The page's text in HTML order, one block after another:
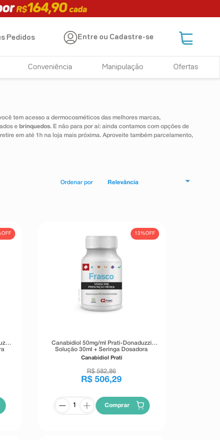
Pedidos Entre ou Cadastre-se
Conveniência Manipulação Ofertas
tem acesso a dermocosméticos das melhores marcas,
e brinquedos. E não para por aí: ainda contamos com opções de
em até 1h na loja mais próxima. Aproveite também parcelamento,
Relevância
OFF 13%OFF
Canabidiol 50mg/ml Prati-Donaduzzi
Solução 30ml + Seringa Dosadora
Canabidiol Prati
R$ 582,86
R$ 506,29
Comprar